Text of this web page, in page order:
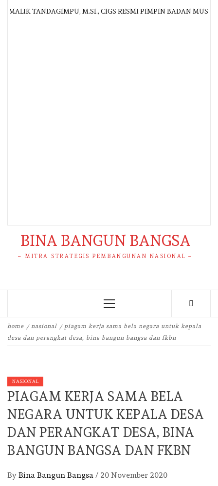
TANDAGIMPU, M.SI., CIGS RESMI PIMPIN BADAN
BINA BANGUN BANGSA
– MITRA STRATEGIS PEMBANGUNAN NASIONAL –
Primary
home nasional
piagam kerja sama bela negara untuk kepala
desa dan perangkat desa, bina bangun bangsa dan fkbn
NASIONAL
PIAGAM KERJA SAMA BELA
NEGARA UNTUK KEPALA DESA
DAN PERANGKAT DESA, BINA
BANGUN BANGSA DAN FKBN
By Bina Bangun Bangsa / 20 November 2020